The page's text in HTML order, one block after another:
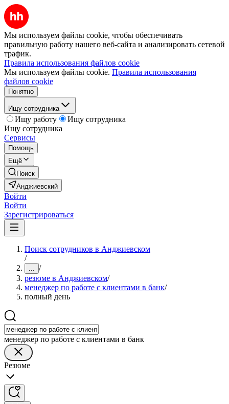
Мы используем файлы cookie, чтобы обеспечивать
правильную работу нашего веб-сайта и анализировать сетевой
трафик.
Правила использования файлов cookie
Мы используем файлы cookie. Правила использования
файлов cookie
Понятно
Ищу сотрудника
Ищу работу
Ищу сотрудника
Ищу сотрудника
Сервисы
Помощь
Ещё
Поиск
Анджиевский
Войти
Войти
Зарегистрироваться
Поиск сотрудников в Анджиевском
/
... /
резюме в Анджиевском/
менеджер по работе с клиентами в банк/
полный день
менеджер по работе с клиентами в банк
Резюме